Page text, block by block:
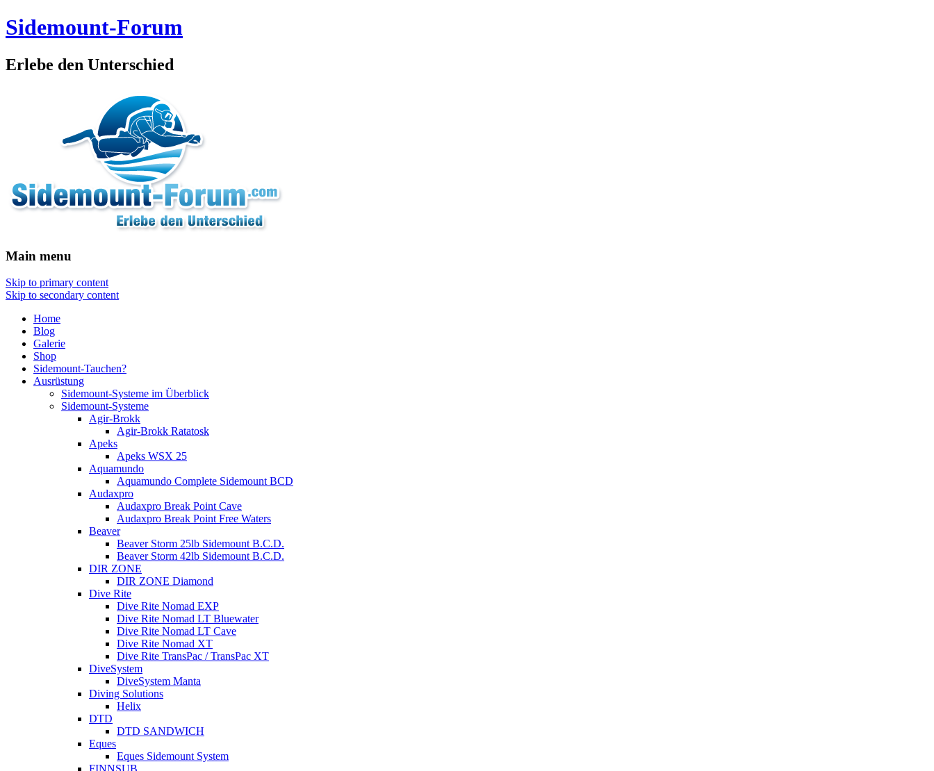
Sidemount-Forum
Erlebe den Unterschied
Main menu
Skip to primary content
Skip to secondary content
Home
Blog
Galerie
Shop
Sidemount-Tauchen?
Ausrüstung
Sidemount-Systeme im Überblick
Sidemount-Systeme
Agir-Brokk
Agir-Brokk Ratatosk
Apeks
Apeks WSX 25
Aquamundo
Aquamundo Complete Sidemount BCD
Audaxpro
Audaxpro Break Point Cave
Audaxpro Break Point Free Waters
Beaver
Beaver Storm 25lb Sidemount B.C.D.
Beaver Storm 42lb Sidemount B.C.D.
DIR ZONE
DIR ZONE Diamond
Dive Rite
Dive Rite Nomad EXP
Dive Rite Nomad LT Bluewater
Dive Rite Nomad LT Cave
Dive Rite Nomad XT
Dive Rite TransPac / TransPac XT
DiveSystem
DiveSystem Manta
Diving Solutions
Helix
DTD
DTD SANDWICH
Eques
Eques Sidemount System